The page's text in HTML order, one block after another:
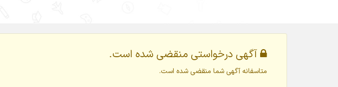
آگهی درخواستی منقضی شده است.
متاسفانه آگهی شما منقضی شده است.